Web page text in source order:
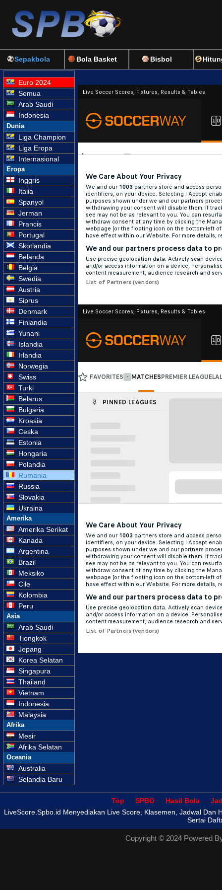
Sepakbola Bola Basket Bisbol
Euro 2024
Semua
Arab Saudi
Indonesia
Dunia
Liga Champion
Liga Eropa
Internasional
Eropa
Inggris
Italia
Spanyol
Jerman
Prancis
Portugal
Skotlandia
Belanda
Belgia
Swedia
Austria
Siprus
Denmark
Finlandia
Yunani
Islandia
Irlandia
Norwegia
Swiss
Turki
Belarus
Bulgaria
Kroasia
Ceska
Estonia
Hongaria
Polandia
Rumania
Russia
Slovakia
Ukraina
Amerika
Amerika Serikat
Kanada
Argentina
Brazil
Meksiko
Cile
Kolombia
Peru
Asia
Arab Saudi
Tiongkok
Jepang
Korea Selatan
Singapura
Thailand
Vietnam
Indonesia
Malaysia
Afrika
Mesir
Afrika Selatan
Oceania
Australia
Selandia Baru
Top - - SPBO- - Hasil Bola- -
LiveScore.Spbo.id Menyediakan Live Score, Klasemen, Jadwal Dan
Sertai
Copyright © 2024 Powered